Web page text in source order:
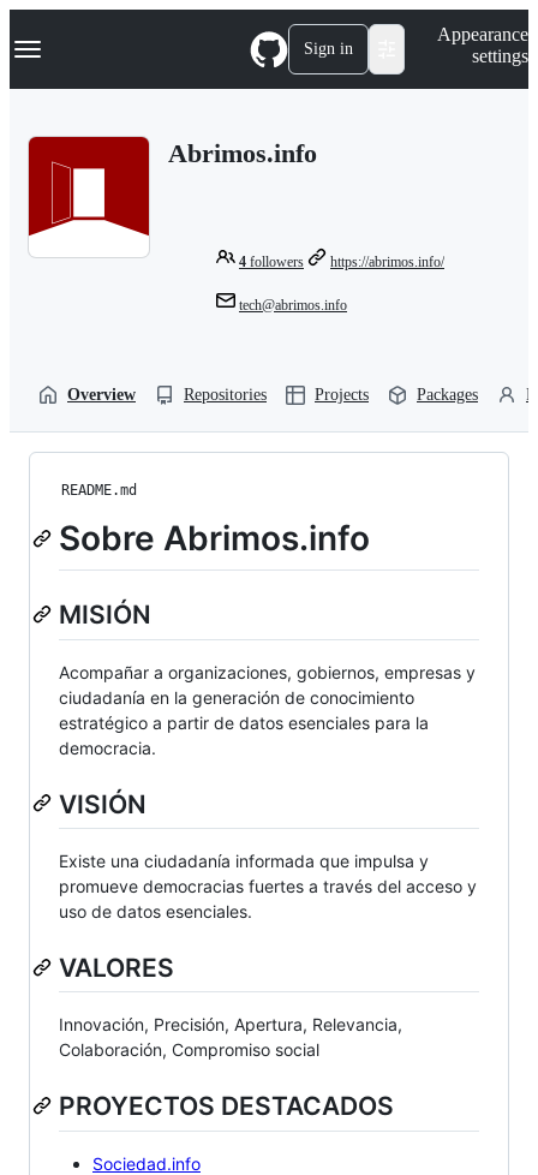
k
p
Navigation Menu Sign in
Appearance
settings
Abrimos.info
4 followers https://abrimos.info/
tech@abrimos.info
Overview Repositories Projects Packages
README.md
Sobre Abrimos.info
MISIÓN
Acompañar a organizaciones, gobiernos, empresas y
ciudadanía en la generación de conocimiento
estratégico a partir de datos esenciales para la
democracia.
VISIÓN
Existe una ciudadanía informada que impulsa y
promueve democracias fuertes a través del acceso y
uso de datos esenciales.
VALORES
Innovación, Precisión, Apertura, Relevancia,
Colaboración, Compromiso social
PROYECTOS DESTACADOS
Sociedad.info